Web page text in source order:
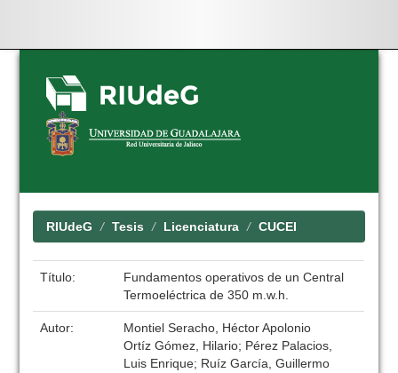
Skip
navigation
RIUdeG Tesis Licenciatura CUCEI
Título:
Fundamentos operativos de un Central
Termoeléctrica de 350 m.w.h.
Autor:
Montiel Seracho, Héctor Apolonio
Ortíz Gómez, Hilario; Pérez Palacios,
Luis Enrique; Ruíz García, Guillermo